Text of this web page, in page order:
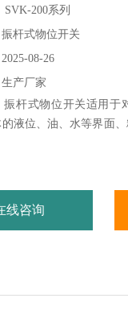
SVK-200系列
杆式物位开关
08-26
产厂家
振杆式物位开关适用于
液位、油、水等界面
线咨询